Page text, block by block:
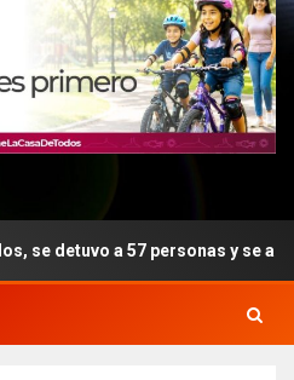
a 57 personas y se